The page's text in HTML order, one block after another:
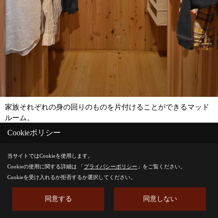
家族それぞれの身の回りのものを片付けることができるマッド
ルーム。
Cookieポリシー
当サイトではCookieを使用します。
Cookieの使用に関する詳細は 「プライバシーポリシー 」をご覧ください。
Cookieを受け入れるか拒否するか選択してください。
同意する 同意しない